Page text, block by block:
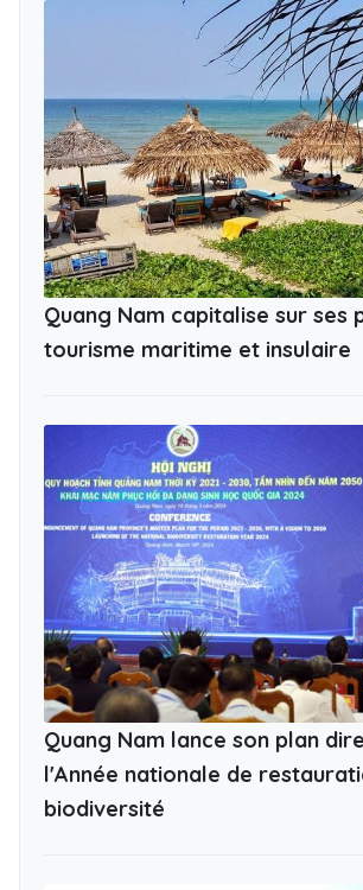
Quang Nam capitalise sur ses
tourisme maritime et insulaire
Quang Nam lance son plan
l'Année nationale de
biodiversité